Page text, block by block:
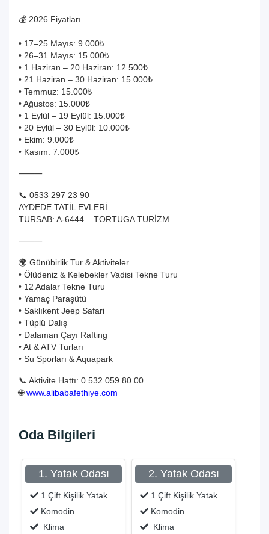
💰 2026 Fiyatları
• 17–25 Mayıs: 9.000₺
• 26–31 Mayıs: 15.000₺
• 1 Haziran – 20 Haziran: 12.500₺
• 21 Haziran – 30 Haziran: 15.000₺
• Temmuz: 15.000₺
• Ağustos: 15.000₺
• 1 Eylül – 19 Eylül: 15.000₺
• 20 Eylül – 30 Eylül: 10.000₺
• Ekim: 9.000₺
• Kasım: 7.000₺
⸻
📞 0533 297 23 90
AYDEDE TATİL EVLERİ
TURSAB: A-6444 – TORTUGA TURİZM
⸻
🌍 Günübirlik Tur & Aktiviteler
• Ölüdeniz & Kelebekler Vadisi Tekne Turu
• 12 Adalar Tekne Turu
• Yamaç Paraşütü
• Saklıkent Jeep Safari
• Tüplü Dalış
• Dalaman Çayı Rafting
• At & ATV Turları
• Su Sporları & Aquapark
📞 Aktivite Hattı: 0 532 059 80 00
🌐www.alibabafethiye.com
Oda Bilgileri
1. Yatak Odası
1 Çift Kişilik Yatak
Komodin
Klima
2. Yatak Odası
1 Çift Kişilik Yatak
Komodin
Klima